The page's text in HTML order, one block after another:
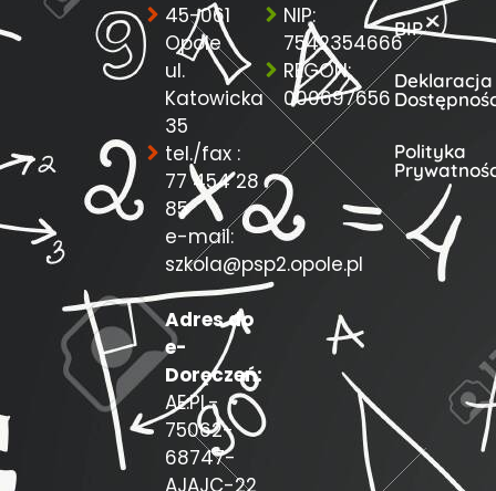
45-061
Opole
ul.
Katowicka
35
tel./fax :
77 454 28
85
e-mail:
szkola@psp2.opole.pl
Adres do
e-
Doręczeń:
AE:PL-
75062-
68747-
AJAJC-22
NIP:
7542354666
REGON:
000697656
BIP
Deklaracja
Polityka